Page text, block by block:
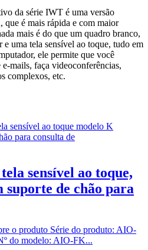
da série IWT é uma versão
que é mais rápida e com maior
mais é do que um quadro branco,
uma tela sensível ao toque, tudo em
ele permite que você
mails, faça videoconferências,
complexos, etc.
sensível ao toque,
suporte de chão para
o produto Série do produto: AIO-
do modelo: AIO-FK...